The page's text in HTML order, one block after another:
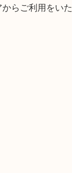
らご利用をいた